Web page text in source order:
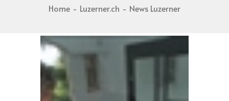
Home Luzerner.ch News Luzerner